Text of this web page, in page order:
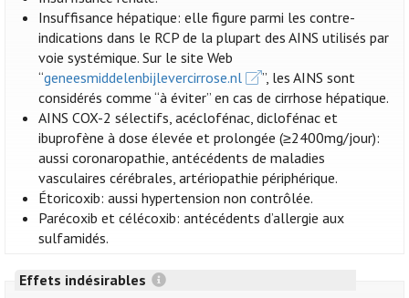
Insuffisance hépatique: elle figure parmi les contre-
indications dans le RCP de la plupart des AINS utilisés par
voie systémique. Sur le site Web
“geneesmiddelenbijlevercirrose.nl
”, les AINS sont
considérés comme “à éviter” en cas de cirrhose hépatique.
AINS COX-2 sélectifs, acéclofénac, diclofénac et
ibuprofène à dose élevée et prolongée (≥2400mg/jour):
aussi coronaropathie, antécédents de maladies
vasculaires cérébrales, artériopathie périphérique.
Étoricoxib: aussi hypertension non contrôlée.
Parécoxib et célécoxib: antécédents d’allergie aux
sulfamidés.
Effets indésirables